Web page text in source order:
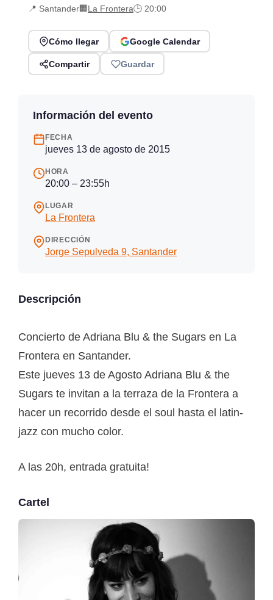
📍 Santander🏢 La Frontera🕒 20:00
Cómo llegar Google Calendar
Compartir Guardar
Información del evento
FECHA
jueves 13 de agosto de 2015
HORA
20:00 – 23:55h
LUGAR
La Frontera
DIRECCIÓN
Jorge Sepulveda 9, Santander
Descripción
Concierto de Adriana Blu & the Sugars en La
Frontera en Santander.
Este jueves 13 de Agosto Adriana Blu & the
Sugars te invitan a la terraza de la Frontera a
hacer un recorrido desde el soul hasta el latin-
jazz con mucho color.
A las 20h, entrada gratuita!
Cartel